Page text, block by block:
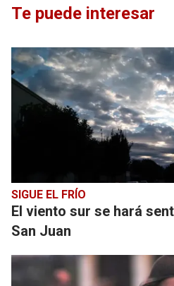
Te puede interesar
SIGUE EL FRÍO
El viento sur se hará
San Juan